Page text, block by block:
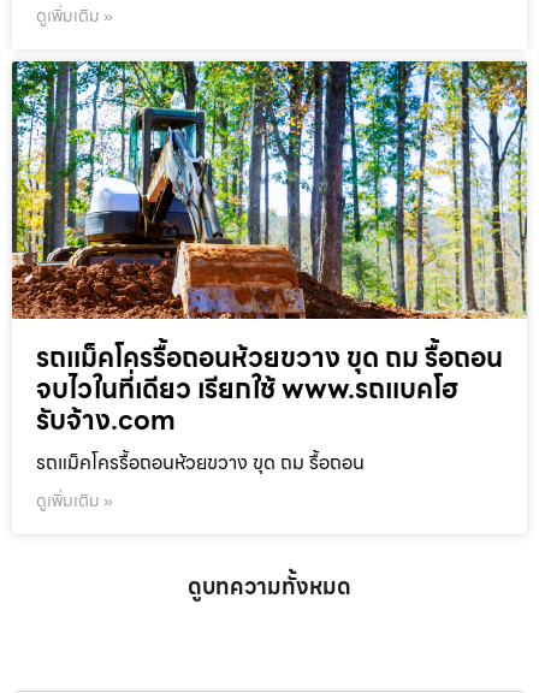
ดูเพิ่มเติม »
รถแม็คโครรื้อถอนห้วยขวาง ขุด ถม รื้อถอน
จบไวในที่เดียว เรียกใช้ www.รถแบคโฮ
รับจ้าง.com
รถแม็คโครรื้อถอนห้วยขวาง ขุด ถม รื้อถอน
ดูเพิ่มเติม »
ดูบทความทั้งหมด